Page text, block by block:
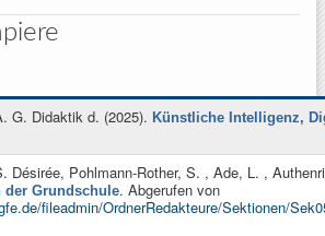
G. Didaktik d. (2025). Künstliche Intelligenz,
Désirée, Pohlmann-Rother, S. , Ade, L. ,
der Grundschule. Abgerufen von
fileadmin/OrdnerRedakteure/Sektionen/